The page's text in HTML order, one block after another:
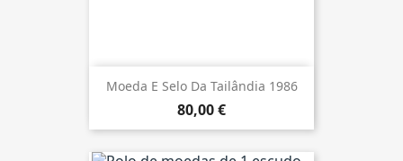
Moeda E Selo Da Tailândia 1986
80,00 €